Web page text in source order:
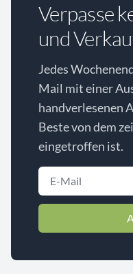
Verpasse
und
Jedes
Mail mit einer
handverlesenen
Beste von dem
eingetroffen ist.